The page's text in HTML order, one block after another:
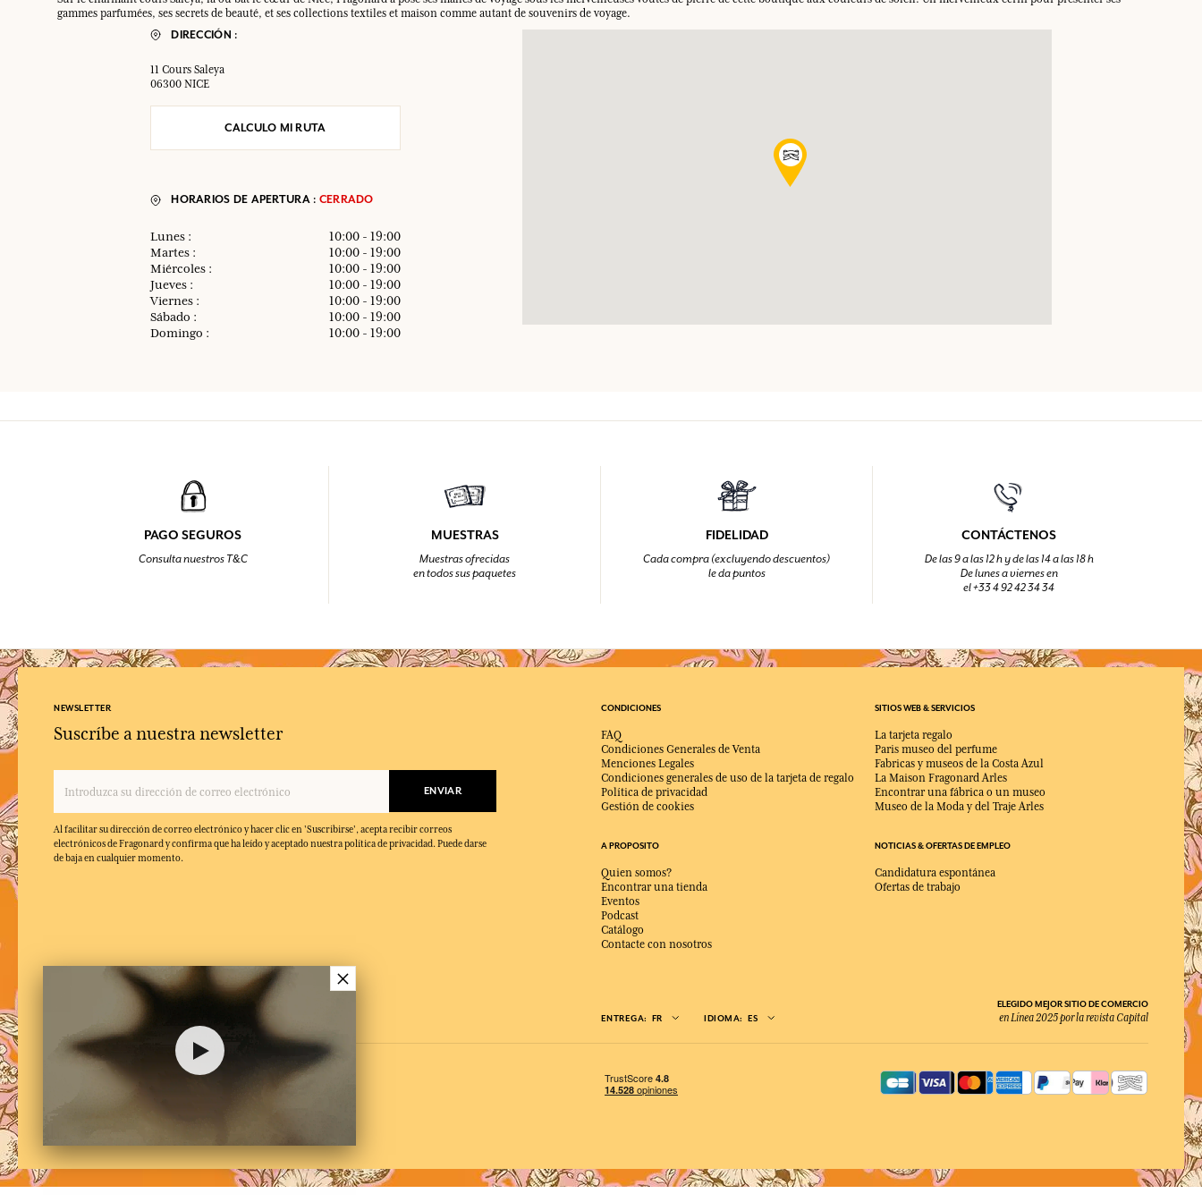
SU FIDELIDAD RECOMPENSADA
Cada compra (excepto artículos en promoción) le otorga puntos y regalos.
SU FIDELIDAD RECOMPENSADA
Cada compra (excepto artículos en promoción) le otorga puntos y regalos.
SU FIDELIDAD RECOMPENSADA
Cada compra (excepto artículos en promoción) le otorga puntos y regalos.
Cada compra (excepto artículos en promoción) le otorga puntos y regalos.
SU FIDELIDAD RECOMPENSADA
Cada compra (excepto artículos en promoción) le otorga puntos y regalos.
gammes parfumées, ses secrets de beauté, et ses collections textiles et maison comme autant de souvenirs de voyage.
DIRECCIÓN :
11 Cours Saleya
06300 NICE
CALCULO MI RUTA
HORARIOS DE APERTURA : CERRADO
Lunes :
10:00 - 19:00
Martes :
10:00 - 19:00
Miércoles :
10:00 - 19:00
Jueves :
10:00 - 19:00
Viernes :
10:00 - 19:00
Sábado :
10:00 - 19:00
Domingo :
10:00 - 19:00
PAGO SEGUROS
Consulta nuestros T&C
MUESTRAS
Muestras ofrecidas
en todos sus paquetes
FIDELIDAD
Cada compra (excluyendo descuentos)
le da puntos
CONTÁCTENOS
De las 9 a las 12 h y de las 14 a las 18 h
De lunes a viernes en
el +33 4 92 42 34 34
NEWSLETTER
Suscríbe a nuestra newsletter
ENVIAR
Al facilitar su dirección de correo electrónico y hacer clic en 'Suscribirse', acepta recibir correos
electrónicos de Fragonard y confirma que ha leído y aceptado nuestra política de privacidad. Puede darse
de baja en cualquier momento.
CONDICIONES
FAQ
Condiciones Generales de Venta
Menciones Legales
Condiciones generales de uso de la tarjeta de regalo
Política de privacidad
Gestión de cookies
SITIOS WEB & SERVICIOS
La tarjeta regalo
Paris museo del perfume
Fabricas y museos de la Costa Azul
La Maison Fragonard Arles
Encontrar una fábrica o un museo
Museo de la Moda y del Traje Arles
A PROPOSITO
Quien somos?
Encontrar una tienda
Eventos
Podcast
Catálogo
Contacte con nosotros
NOTICIAS & OFERTAS DE EMPLEO
Candidatura espontánea
Ofertas de trabajo
ENTREGA: FR IDIOMA: ES
ELEGIDO MEJOR SITIO DE COMERCIO
en Línea 2025 por la revista Capital
×